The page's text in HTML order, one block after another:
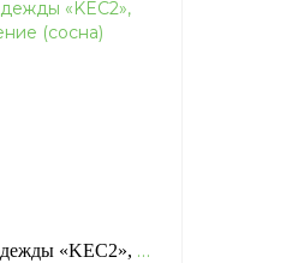
Шкаф для одежды «KEC2», отделка: старение (сосна)